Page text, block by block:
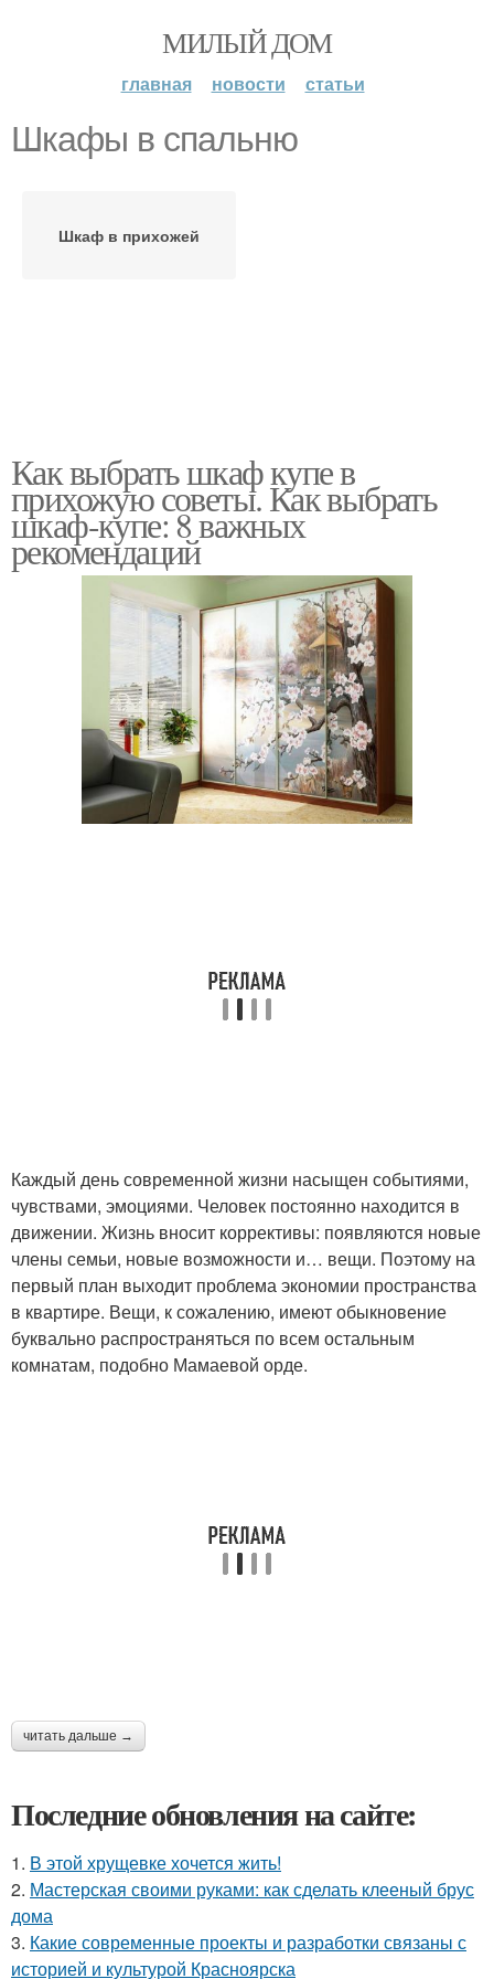
МИЛЫЙ ДОМ
главная новости статьи
Шкафы в спальню
Шкаф в прихожей
Как выбрать шкаф купе в
прихожую советы. Как выбрать
шкаф-купе: 8 важных
рекомендаций
Каждый день современной жизни насыщен событиями,
чувствами, эмоциями. Человек постоянно находится в
движении. Жизнь вносит коррективы: появляются новые
члены семьи, новые возможности и… вещи. Поэтому на
первый план выходит проблема экономии пространства
в квартире. Вещи, к сожалению, имеют обыкновение
буквально распространяться по всем остальным
комнатам, подобно Мамаевой орде.
читать дальше →
Последние обновления на сайте:
1. В этой хрущевке хочется жить!
2. Мастерская своими руками: как сделать клееный брус
дома
3. Какие современные проекты и разработки связаны с
историей и культурой Красноярска